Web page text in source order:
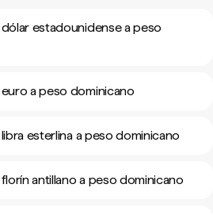
estadounidense a peso
a peso dominicano
esterlina a peso dominicano
antillano a peso dominicano